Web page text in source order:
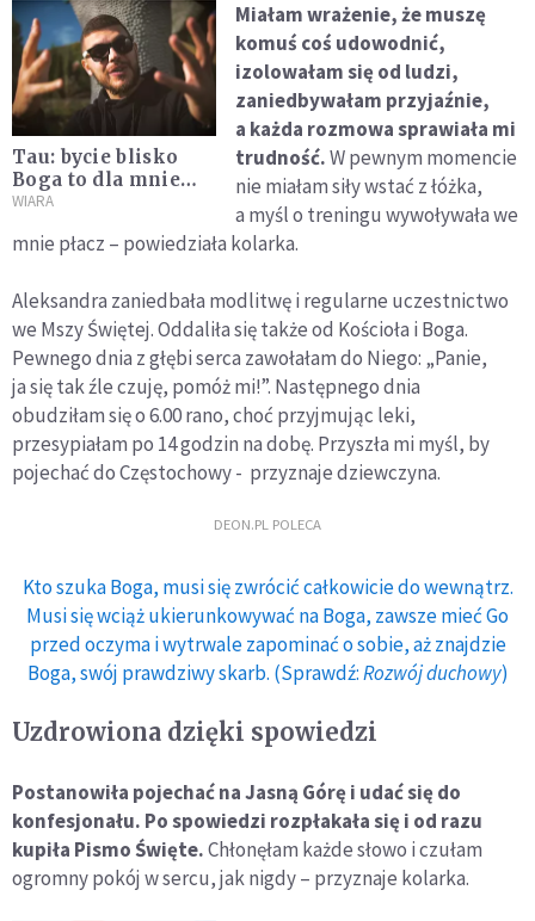
Tau: bycie blisko
Boga to dla mnie
zaszczyt
WIARA
Miałam wrażenie, że muszę
komuś coś udowodnić,
izolowałam się od ludzi,
zaniedbywałam przyjaźnie,
a każda rozmowa sprawiała mi
trudność.W pewnym momencie
nie miałam siły wstać z łóżka,
a myśl o treningu wywoływała we
mnie płacz – powiedziała kolarka.
Aleksandra zaniedbała modlitwę i regularne uczestnictwo
we Mszy Świętej. Oddaliła się także od Kościoła i Boga.
Pewnego dnia z głębi serca zawołałam do Niego: „Panie,
ja się tak źle czuję, pomóż mi!”. Następnego dnia
obudziłam się o 6.00 rano, choć przyjmując leki,
przesypiałam po 14 godzin na dobę. Przyszła mi myśl, by
pojechać do Częstochowy - przyznaje dziewczyna.
DEON.PL POLECA
Kto szuka Boga, musi się zwrócić całkowicie do wewnątrz.
Musi się wciąż ukierunkowywać na Boga, zawsze mieć Go
przed oczyma i wytrwale zapominać o sobie, aż znajdzie
Boga, swój prawdziwy skarb. (Sprawdź:Rozwój duchowy)
Uzdrowiona dzięki spowiedzi
Postanowiła pojechać na Jasną Górę i udać się do
konfesjonału. Po spowiedzi rozpłakała się i od razu
kupiła Pismo Święte.Chłonęłam każde słowo i czułam
ogromny pokój w sercu, jak nigdy – przyznaje kolarka.